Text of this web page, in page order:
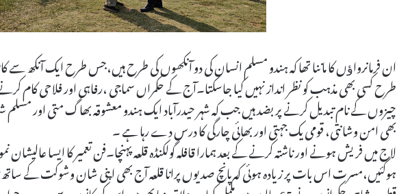
ان فرمانرواﺅں کا ماننا تھا کہ ہندو مسلم انسان کی دو آنکھوں کی طرح ہیں،جس طرح ایک آنکھ سے
طرح کسی بھی مذہب کو نظر انداز نہیں کیا جاسکتا۔آج کے حکمراں سماجی ،رفاہی اور فلاحی کام
چیزوں کے نام تبدیل کرنے پر بضد ہیں جب کہ شہر حیدرآباد ایک ہندو معشوقہ بھاگ متی اور مسلم
بھی امن وشانتی، قومی یک جہتی اور بھائی چارگی کا درس دے رہا ہے ۔
لاج میں فریش ہونے اور ناشتہ کرنے کے بعد ہمارا قافلہ گولکنڈہ قلعہ پہنچا۔فن تعمیر کا ایسا عالیشان
ہوگئیں،مسرت اس بات پر زیادہ ہوئی کہ پانچ صدیوں پرانا قلعہ آج بھی اپنی شان وشوکت کے